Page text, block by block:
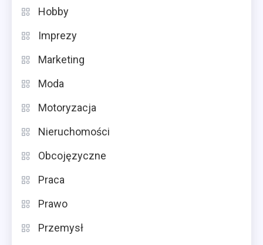
Hobby
Imprezy
Marketing
Moda
Motoryzacja
Nieruchomości
Obcojęzyczne
Praca
Prawo
Przemysł